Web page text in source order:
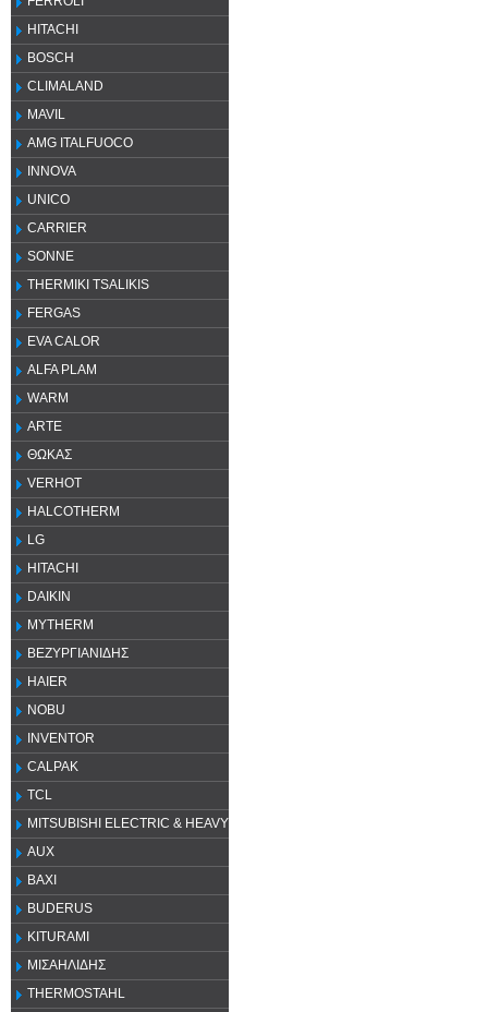
HITACHI
BOSCH
CLIMALAND
MAVIL
AMG ITALFUOCO
INNOVA
UNICO
CARRIER
SONNE
THERMIKI TSALIKIS
FERGAS
EVA CALOR
ALFA PLAM
WARM
ARTE
ΘΩΚΑΣ
VERHOT
HALCOTHERM
LG
HITACHI
DAIKIN
MYTHERM
ΒΕΖΥΡΓΙΑΝΙΔΗΣ
HAIER
NOBU
INVENTOR
CALPAK
TCL
MITSUBISHI ELECTRIC & HEAVY
AUX
ΒΑΧΙ
BUDERUS
KITURAMI
ΜΙΣΑΗΛΙΔΗΣ
THERMOSTAHL